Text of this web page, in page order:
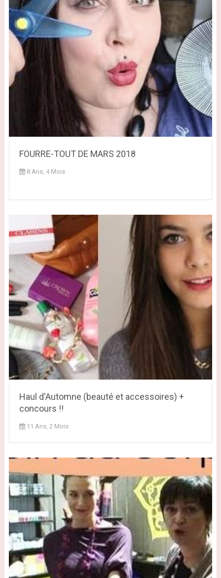
FOURRE-TOUT DE MARS 2018
8 Ans, 4 Mois
Haul d'Automne (beauté et accessoires) +
concours !!
11 Ans, 2 Mois